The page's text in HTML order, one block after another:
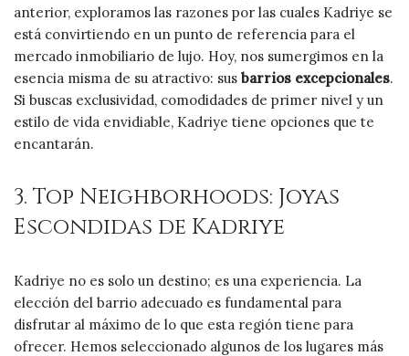
anterior, exploramos las razones por las cuales Kadriye se
está convirtiendo en un punto de referencia para el
mercado inmobiliario de lujo. Hoy, nos sumergimos en la
esencia misma de su atractivo: sus barrios excepcionales.
Si buscas exclusividad, comodidades de primer nivel y un
estilo de vida envidiable, Kadriye tiene opciones que te
encantarán.
3. Top Neighborhoods: Joyas
Escondidas de Kadriye
Kadriye no es solo un destino; es una experiencia. La
elección del barrio adecuado es fundamental para
disfrutar al máximo de lo que esta región tiene para
ofrecer. Hemos seleccionado algunos de los lugares más